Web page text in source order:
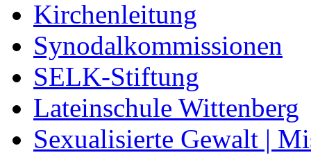
Kirchenleitung
Synodalkommissionen
SELK-Stiftung
Lateinschule Wittenberg
Sexualisierte Gewalt |